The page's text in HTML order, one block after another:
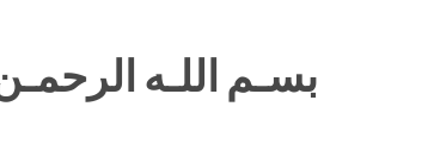
بسـم اللـه